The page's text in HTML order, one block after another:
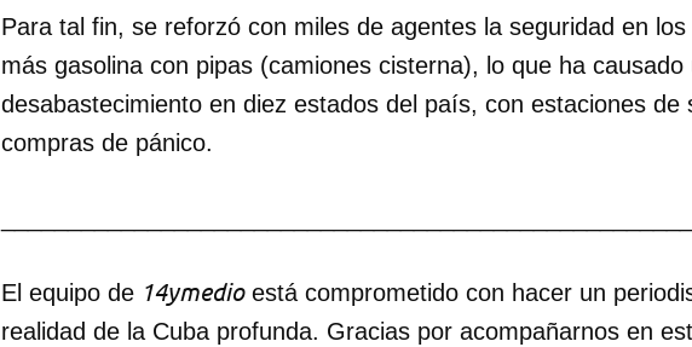
Para tal fin, se reforzó con miles de agentes la seguridad en
más gasolina con pipas (camiones cisterna), lo que ha causado
desabastecimiento en diez estados del país, con estaciones de
compras de pánico.
El equipo de 14ymedioestá comprometido con hacer un
realidad de la Cuba profunda. Gracias por acompañarnos en